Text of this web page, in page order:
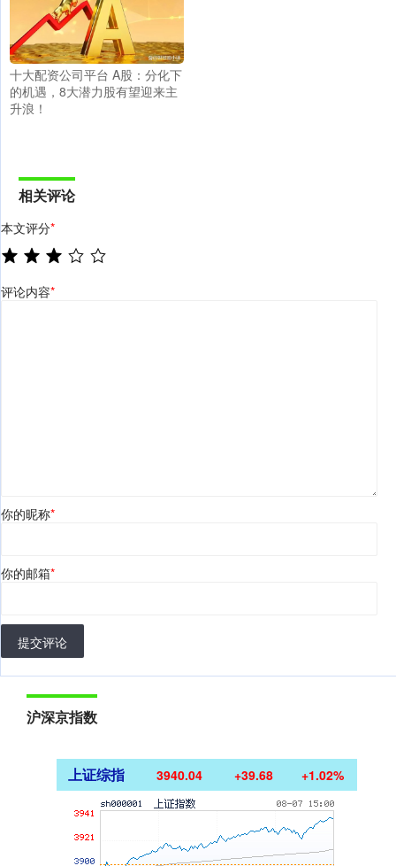
十大配资公司平台 A股：分化下
的机遇，8大潜力股有望迎来主
升浪！
相关评论
本文评分*
评论内容*
你的昵称*
你的邮箱*
提交评论
沪深京指数
上证综指 3940.04 +39.68 +1.02%